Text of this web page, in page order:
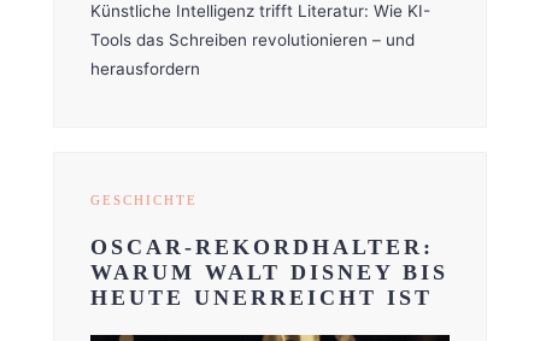
Künstliche Intelligenz trifft Literatur: Wie KI-
Tools das Schreiben revolutionieren – und
herausfordern
GESCHICHTE
OSCAR-REKORDHALTER:
WARUM WALT DISNEY BIS
HEUTE UNERREICHT IST